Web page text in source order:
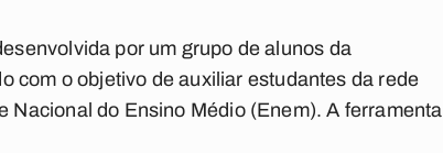
por um grupo de alunos da
com o objetivo de auxiliar estudantes da rede
Nacional do Ensino Médio (Enem). A ferramenta